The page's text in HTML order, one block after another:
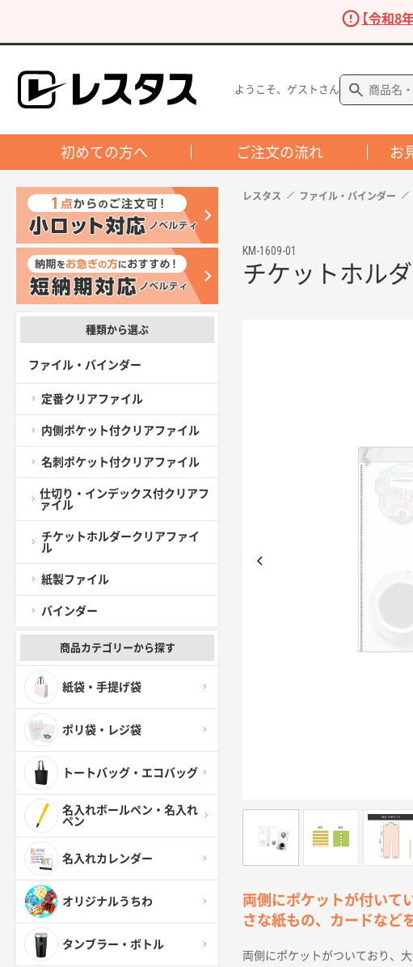
【令和8
ようこそ、ゲストさん
初めての方へ ご注文の流れ お
種類から選ぶ
ファイル・バインダー
定番クリアファイル
内側ポケット付クリアファイル
名刺ポケット付クリアファイル
仕切り・インデックス付クリアフ
ァイル
チケットホルダークリアファイ
ル
紙製ファイル
バインダー
商品カテゴリーから探す
紙袋・手提げ袋
ポリ袋・レジ袋
トートバッグ・エコバッグ
名入れボールペン・名入れ
ペン
名入れカレンダー
オリジナルうちわ
タンブラー・ボトル
レスタス ファイル・バインダー
KM-1609-01
チケットホル
両側にポケットが付いて
さな紙もの、カードなど
両側にポケットがついており、